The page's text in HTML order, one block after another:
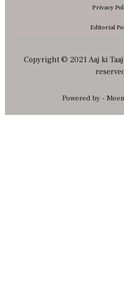
Privacy
Editorial
Copyright © 2021 Aaj ki
Powered by -